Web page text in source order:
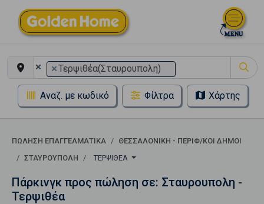
× ×Τερψιθέα(Σταυρουπολη)
Αναζ. με κωδικό Φίλτρα Χάρτης
ΠΏΛΗΣΗ ΕΠΑΓΓΕΛΜΑΤΙΚΆ
ΘΕΣΣΑΛΟΝΙΚΗ - ΠΕΡΙΦ/ΚΟΙ ΔΗΜΟΙ
ΣΤΑΥΡΟΥΠΟΛΗ
ΤΕΡΨΙΘΈΑ
Πάρκινγκ προς πώληση σε: Σταυρουπολη -
Τερψιθέα